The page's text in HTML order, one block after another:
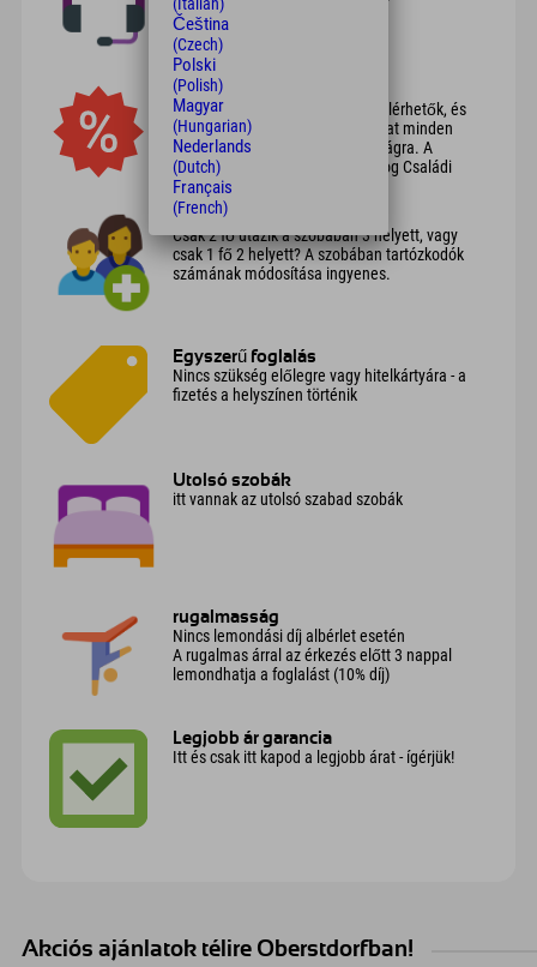
Mindig itt vagyunk Önnek!
Akciók
Szálláslehetőségek mindenhol elérhetők, és
csak itt kínálunk vonzó ajánlatokat minden
évszakra és szinte minden sportágra. A
családok értékelni fogják a Boldog Családi
Ajánlatot.
Többen a szobában
Csak 2 fő utazik a szobában 3 helyett, vagy
csak 1 fő 2 helyett? A szobában tartózkodók
számának módosítása ingyenes.
Egyszerű foglalás
Nincs szükség előlegre vagy hitelkártyára - a
fizetés a helyszínen történik
Utolsó szobák
itt vannak az utolsó szabad szobák
rugalmasság
Nincs lemondási díj albérlet esetén
A rugalmas árral az érkezés előtt 3 nappal
lemondhatja a foglalást (10% díj)
Legjobb ár garancia
Itt és csak itt kapod a legjobb árat - ígérjük!
Akciós ajánlatok télire Oberstdorfban!
Čeština
(Czech)
Polski
(Polish)
Magyar
(Hungarian)
Nederlands
(Dutch)
Français
(French)